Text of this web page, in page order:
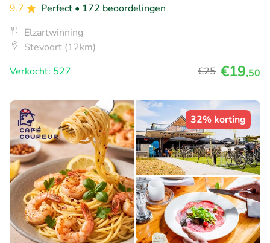
9.7
Perfect • 172 beoordelingen
Elzartwinning
Stevoort (12km)
Verkocht: 527
€25 €19,50
32% korting